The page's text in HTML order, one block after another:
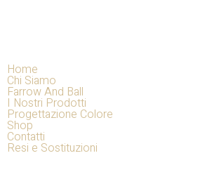
Home
Chi Siamo
Farrow And Ball
I Nostri Prodotti
Progettazione Colore
Shop
Contatti
Resi e Sostituzioni